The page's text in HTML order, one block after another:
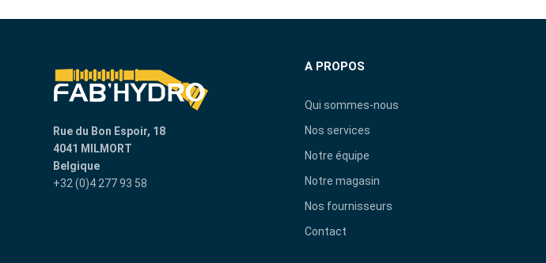
Rue du Bon Espoir, 18
4041 MILMORT
Belgique
+32 (0)4 277 93 58
A PROPOS
Qui sommes-nous
Nos services
Notre équipe
Notre magasin
Nos fournisseurs
Contact